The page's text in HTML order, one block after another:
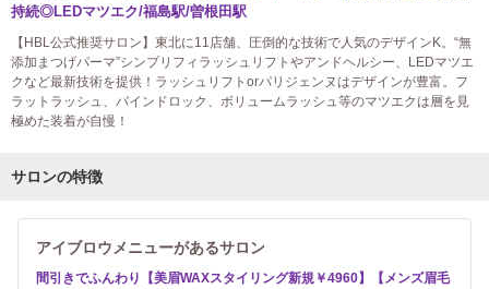
持続◎LEDマツエク/福島駅/曽根田駅
【HBL公式推奨サロン】東北に11店舗、圧倒的な技術で人気のデザインK。“無
添加まつげパーマ”シンプリフィラッシュリフトやアンドヘルシー、LEDマツエ
クなど最新技術を提供！ラッシュリフトorパリジェンヌはデザインが豊富。フ
ラットラッシュ、バインドロック、ボリュームラッシュ等のマツエクは層を見
極めた装着が自慢！
サロンの特徴
アイブロウメニューがあるサロン
間引きでふんわり【美眉WAXスタイリング新規￥4960】【メンズ眉毛